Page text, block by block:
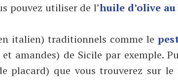
pouvez utiliser de l’huile d’olive
italien) traditionnels comme le
amandes) de Sicile par exemple.
placard) que vous trouverez sur